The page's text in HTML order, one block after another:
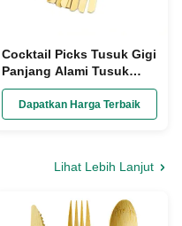
Cocktail Picks Tusuk Gigi
Panjang Alami Tusuk
Sate Bbq Kabob Untuk
Memanggang
Dapatkan Harga Terbaik
Lihat Lebih Lanjut